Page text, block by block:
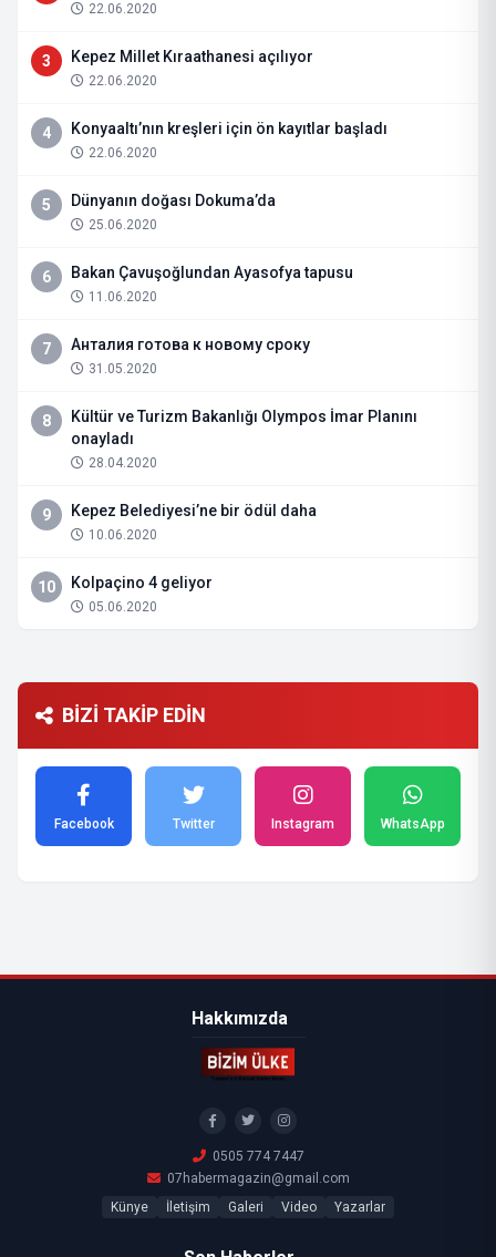
22.06.2020
3 Kepez Millet Kıraathanesi açılıyor
22.06.2020
4 Konyaaltı’nın kreşleri için ön kayıtlar başladı
22.06.2020
5 Dünyanın doğası Dokuma’da
25.06.2020
6 Bakan Çavuşoğlundan Ayasofya tapusu
11.06.2020
7 Анталия готова к новому сроку
31.05.2020
8
Kültür ve Turizm Bakanlığı Olympos İmar Planını
onayladı
28.04.2020
9 Kepez Belediyesi’ne bir ödül daha
10.06.2020
10 Kolpaçino 4 geliyor
05.06.2020
BİZİ TAKİP EDİN
Facebook Twitter Instagram WhatsApp
Hakkımızda
0505 774 7447
07habermagazin@gmail.com
Künye
İletişim Galeri Video Yazarlar